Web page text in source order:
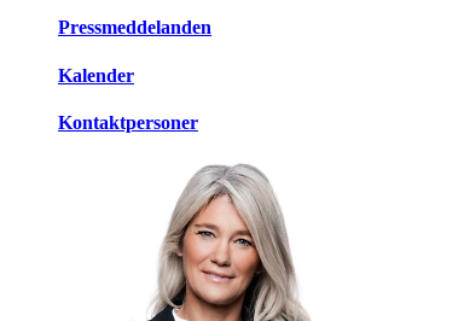
Pressmeddelanden
Kalender
Kontaktpersoner